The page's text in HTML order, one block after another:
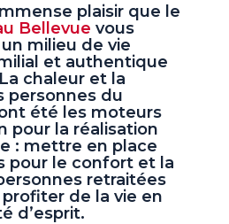
plaisir que le
Bellevue vous
milieu de vie
et authentique
chaleur et la
personnes du
été les moteurs
pour la réalisation
: mettre en place
pour le confort et la
retraitées
de la vie en
d’esprit.